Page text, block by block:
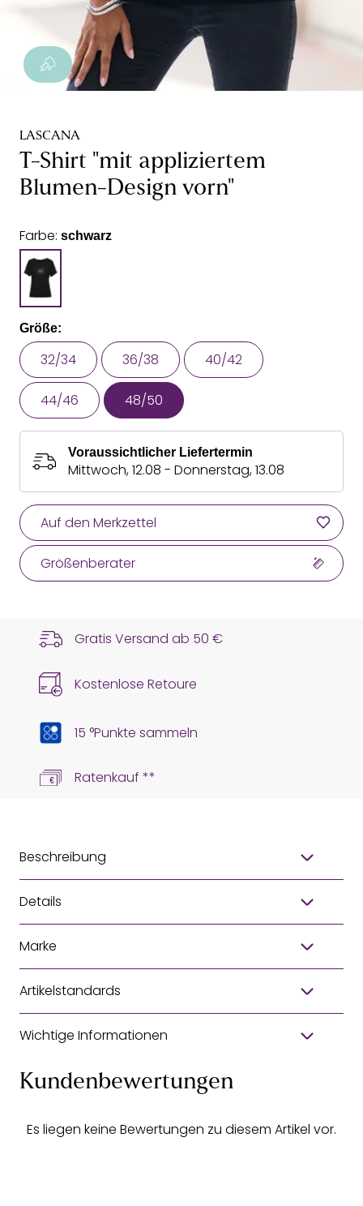
LASCANA
T-Shirt "mit appliziertem
Blumen-Design vorn"
Farbe: schwarz
Größe:
32/34 36/38 40/42
44/46 48/50
Voraussichtlicher Liefertermin
Mittwoch, 12.08 - Donnerstag, 13.08
Auf den Merkzettel
Größenberater
Gratis Versand ab 50 €
Kostenlose Retoure
15 °Punkte sammeln
Ratenkauf **
Beschreibung
Details
Marke
Artikelstandards
Wichtige Informationen
Kundenbewertungen
Es liegen keine Bewertungen zu diesem Artikel vor.